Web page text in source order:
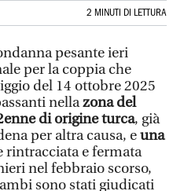
2 MINUTI DI LETTURA
pesante ieri
per la coppia che
del 14 ottobre 2025
nellazona del
di origine turca, già
per altra causa, euna
rintracciata e fermata
nel febbraio scorso,
sono stati giudicati